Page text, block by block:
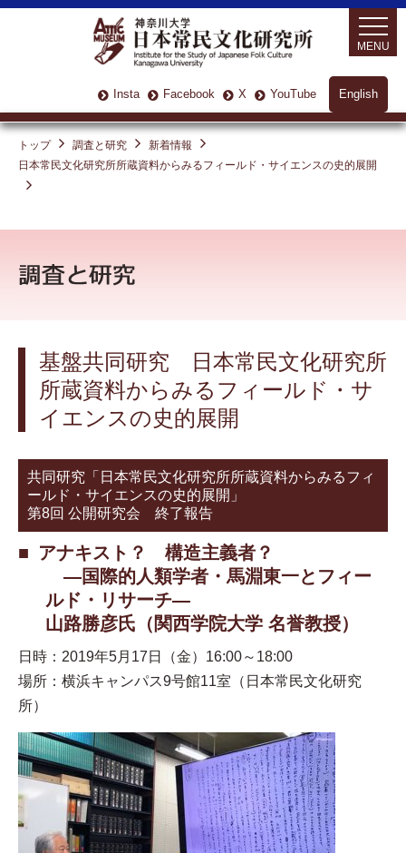
English
Insta Facebook X YouTube
MENU
トップ 調査と研究
新着情報
日本常民文化研究所所蔵資料からみるフィールド・サイエンスの史的展開
基盤共同研究 日本常民文化研究所
所蔵資料からみるフィールド・サ
イエンスの史的展開
共同研究「日本常民文化研究所所蔵資料からみるフィ
ールド・サイエンスの史的展開」
第8回 公開研究会 終了報告
アナキスト？ 構造主義者？
—国際的人類学者・馬淵東一とフィー
ルド・リサーチ—
山路勝彦氏（関西学院大学 名誉教授）
日時：2019年5月17日（金）16:00～18:00
場所：横浜キャンパス9号館11室（日本常民文化研究
所）